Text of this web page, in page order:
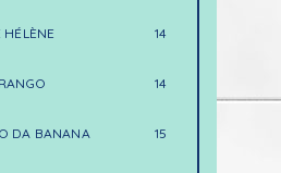
HÉLÈNE 14
14
DA BANANA 15